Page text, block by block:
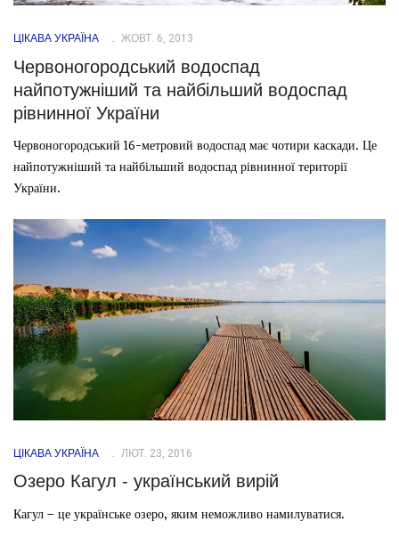
ЦІКАВА УКРАЇНА ЖОВТ. 6, 2013
Червоногородський водоспад
найпотужніший та найбільший водоспад
рівнинної України
Червоногородський 16-метровий водоспад має чотири каскади. Це
найпотужніший та найбільший водоспад рівнинної території
України.
ЦІКАВА УКРАЇНА ЛЮТ. 23, 2016
Озеро Кагул - український вирій
Кагул – це українське озеро, яким неможливо намилуватися.